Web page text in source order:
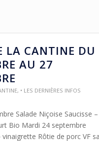
LA CANTINE DU
AU 27
, • LES DERNIÈRES INFOS
Salade Niçoise Saucisse –
Bio Mardi 24 septembre
Rôtie de porc VF